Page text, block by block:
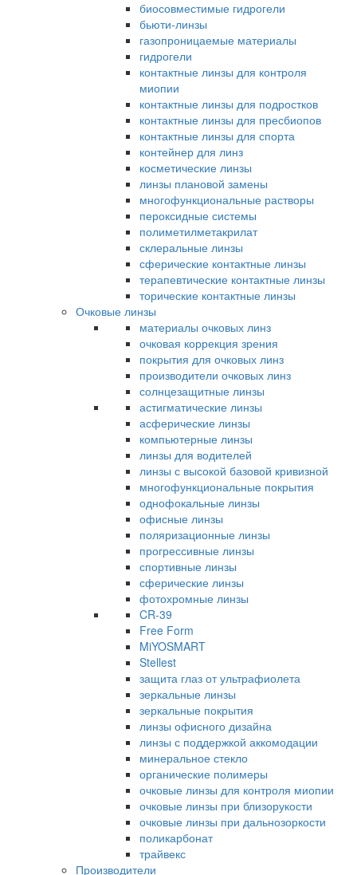
биосовместимые гидрогели
бьюти-линзы
газопроницаемые материалы
гидрогели
контактные линзы для контроля
миопии
контактные линзы для подростков
контактные линзы для пресбиопов
контактные линзы для спорта
контейнер для линз
косметические линзы
линзы плановой замены
многофункциональные растворы
пероксидные системы
полиметилметакрилат
склеральные линзы
сферические контактные линзы
терапевтические контактные линзы
торические контактные линзы
Очковые линзы
материалы очковых линз
очковая коррекция зрения
покрытия для очковых линз
производители очковых линз
солнцезащитные линзы
астигматические линзы
асферические линзы
компьютерные линзы
линзы для водителей
линзы с высокой базовой кривизной
многофункциональные покрытия
однофокальные линзы
офисные линзы
поляризационные линзы
прогрессивные линзы
спортивные линзы
сферические линзы
фотохромные линзы
CR-39
Free Form
MiYOSMART
Stellest
защита глаз от ультрафиолета
зеркальные линзы
зеркальные покрытия
линзы офисного дизайна
линзы с поддержкой аккомодации
минеральное стекло
органические полимеры
очковые линзы для контроля миопии
очковые линзы при близорукости
очковые линзы при дальнозоркости
поликарбонат
трайвекс
Производители